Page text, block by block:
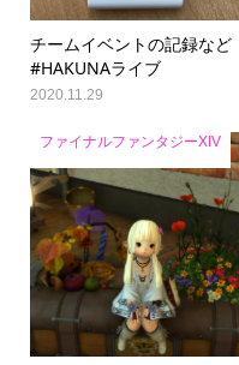
チームイベントの記録など
#HAKUNAライブ
2020.11.29
ファイナルファンタジーXIV